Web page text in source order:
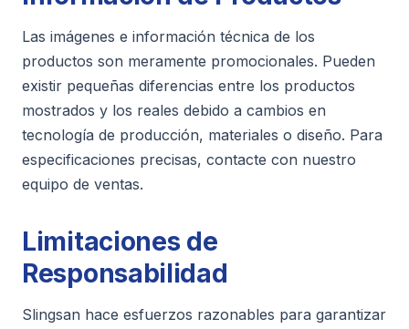
Las imágenes e información técnica de los
productos son meramente promocionales. Pueden
existir pequeñas diferencias entre los productos
mostrados y los reales debido a cambios en
tecnología de producción, materiales o diseño. Para
especificaciones precisas, contacte con nuestro
equipo de ventas.
Limitaciones de
Responsabilidad
Slingsan hace esfuerzos razonables para garantizar